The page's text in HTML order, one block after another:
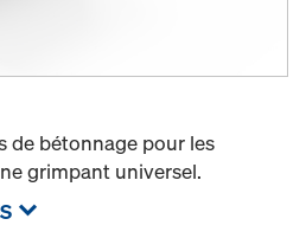
de bétonnage pour les
grimpant universel.